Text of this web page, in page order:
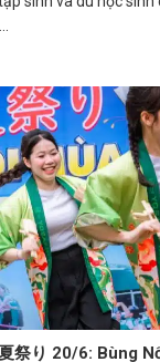
祭り 20/6: Bùng